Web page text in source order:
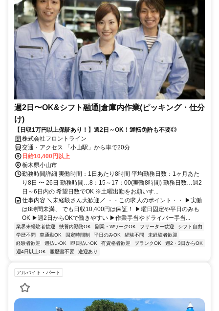
週2日〜OK&シフト融通|倉庫内作業(ピッキング・仕分
け)
【日収1万円以上保証あり！】週2日～OK！運転免許も不要◎
株式会社フロントライン
交通・アクセス 「小山駅」から車で20分
日給10,400円以上
栃木県小山市
勤務時間詳細 実働時間：1日あたり8時間 平均勤務日数：1ヶ月あた
り8日 〜 26日 勤務時間…8：15～17：00(実働8時間) 勤務日数…週2
日～6日内の 希望日数でOK ※土曜出勤をお願いす...
仕事内容 ＼未経験さん大歓迎／ ・・この求人のポイント・・ ▶実働
は8時間未満、 でも日収10,400円は保証！ ▶曜日固定や平日のみも
OK ▶週2日からOKで働きやすい ▶作業手当やドライバー手当...
業界未経験者歓迎 扶養内勤務OK 副業・WワークOK フリーター歓迎
シフト自由
学歴不問
車通勤OK 固定時間制 平日のみOK 経験不問
未経験者歓迎
経験者歓迎
週払いOK 即日払いOK 有資格者歓迎 ブランクOK
週2・3日からOK
週4日以上OK
履歴書不要 送迎あり
アルバイト・パート